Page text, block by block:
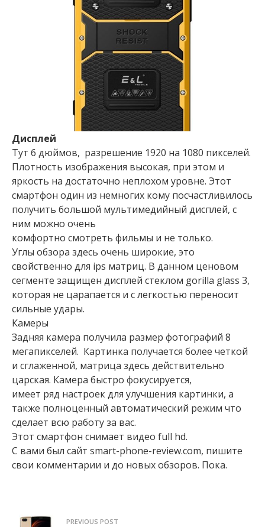
Дисплей
Тут 6 дюймов, разрешение 1920 на 1080 пикселей.
Плотность изображения высокая, при этом и
яркость на достаточно неплохом уровне. Этот
смартфон один из немногих кому посчастливилось
получить большой мультимедийный дисплей, с
ним можно очень
комфортно смотреть фильмы и не только.
Углы обзора здесь очень широкие, это
свойственно для ips матриц. В данном ценовом
сегменте защищен дисплей стеклом gorilla glass 3,
которая не царапается и с легкостью переносит
сильные удары.
Камеры
Задняя камера получила размер фотографий 8
мегапикселей. Картинка получается более четкой
и сглаженной, матрица здесь действительно
царская. Камера быстро фокусируется,
имеет ряд настроек для улучшения картинки, а
также полноценный автоматический режим что
сделает всю работу за вас.
Этот смартфон снимает видео full hd.
С вами был сайт smart-phone-review.com, пишите
свои комментарии и до новых обзоров. Пока.
PREVIOUS POST